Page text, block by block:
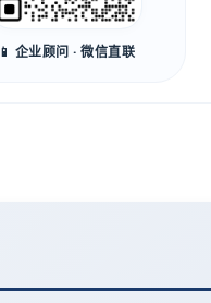
📱 企业顾问 · 微信直联